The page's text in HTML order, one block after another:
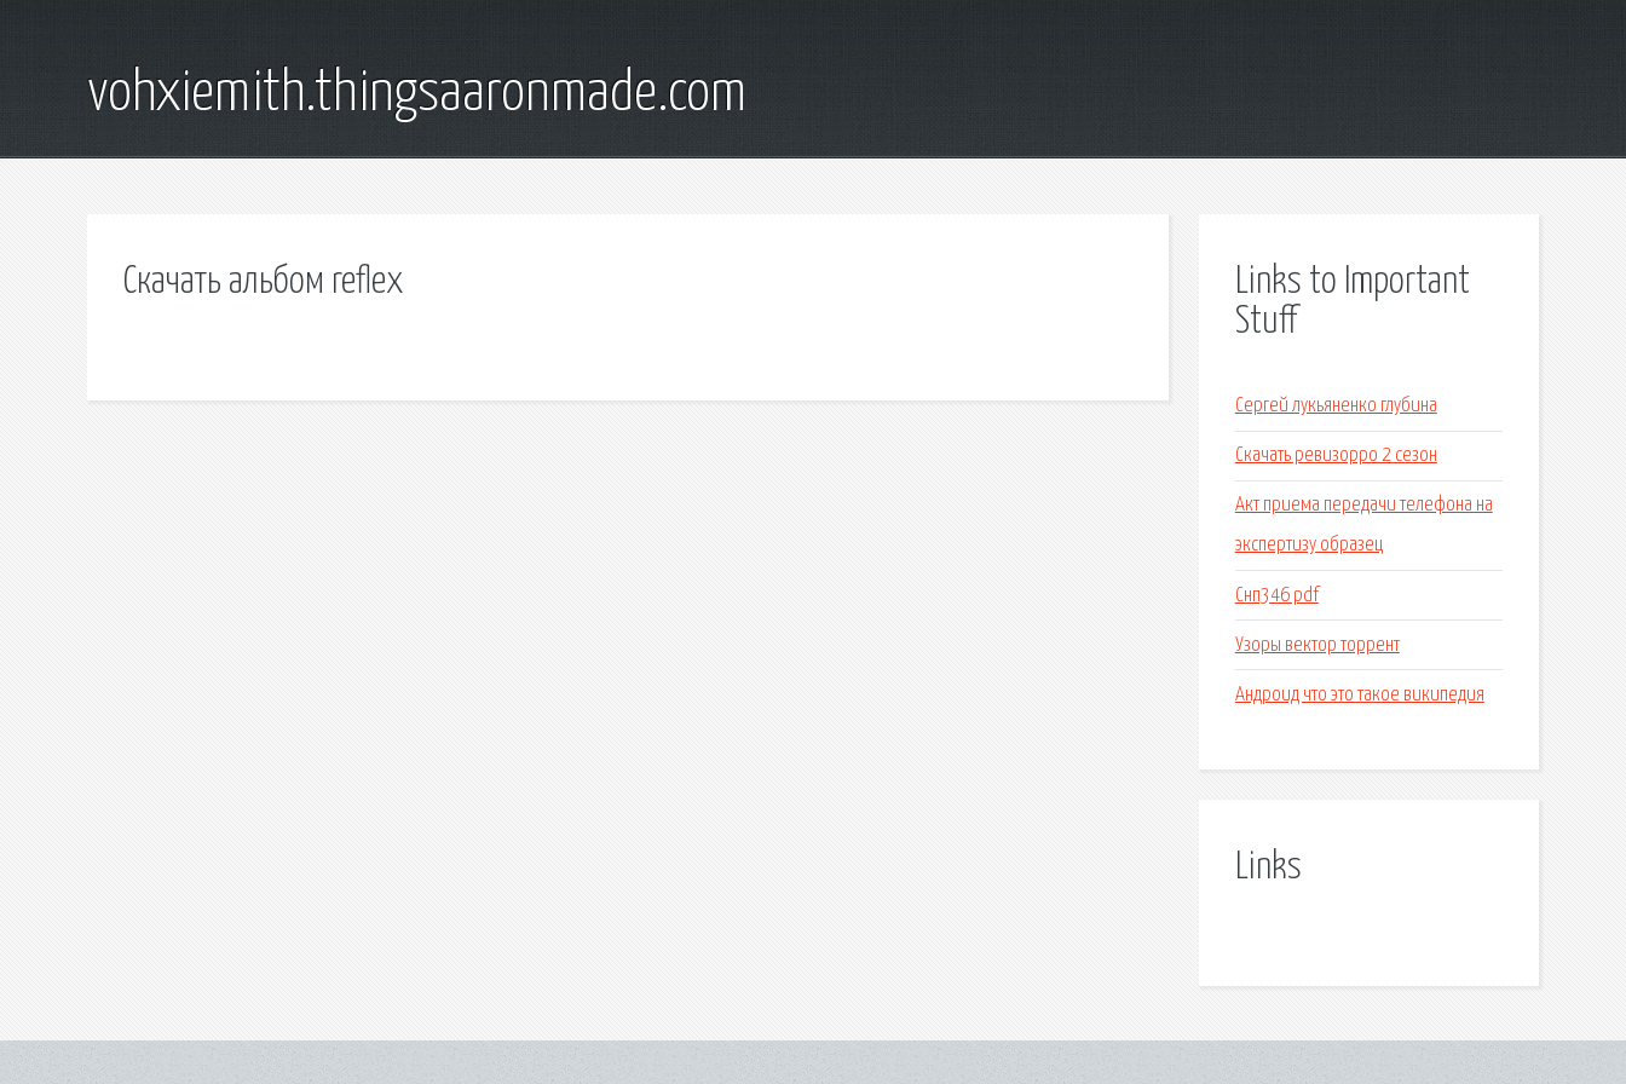
vohxiemith.thingsaaronmade.com
Скачать альбом reflex
Links to Important
Stuff
Сергей лукьяненко глубина
Скачать ревизорро 2 сезон
Акт приема передачи телефона на
экспертизу образец
Снп346 pdf
Узоры вектор торрент
Андроид что это такое википедия
Links